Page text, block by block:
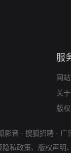
服
网
关于
版
影音 - 搜狐招聘 - 广
隐私政策、 版权声明 、